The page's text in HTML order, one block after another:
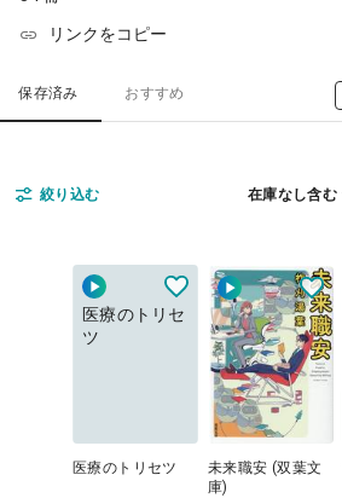
リンクをコピー
保存済み おすすめ
絞り込む 在庫なし含む
医療のトリセ
ツ
医療のトリセツ
未来職安 (双葉文
庫)